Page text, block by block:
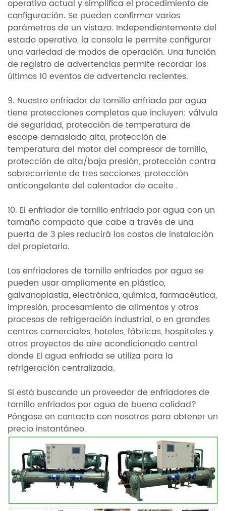
operativo actual y simplifica el procedimiento de
configuración. Se pueden confirmar varios
parámetros de un vistazo. Independientemente del
estado operativo, la consola le permite configurar
una variedad de modos de operación. Una función
de registro de advertencias permite recordar los
últimos 10 eventos de advertencia recientes.
9. Nuestro enfriador de tornillo enfriado por agua
tiene protecciones completas que incluyen: válvula
de seguridad, protección de temperatura de
escape demasiado alta, protección de
temperatura del motor del compresor de tornillo,
protección de alta/baja presión, protección contra
sobrecorriente de tres secciones, protección
anticongelante del calentador de aceite .
10. El enfriador de tornillo enfriado por agua con un
tamaño compacto que cabe a través de una
puerta de 3 pies reducirá los costos de instalación
del propietario.
Los enfriadores de tornillo enfriados por agua se
pueden usar ampliamente en plástico,
galvanoplastia, electrónica, química, farmacéutica,
impresión, procesamiento de alimentos y otros
procesos de refrigeración industrial, o en grandes
centros comerciales, hoteles, fábricas, hospitales y
otros proyectos de aire acondicionado central
donde El agua enfriada se utiliza para la
refrigeración centralizada.
Si está buscando un proveedor de enfriadores de
tornillo enfriados por agua de buena calidad?
Póngase en contacto con nosotros para obtener un
precio instantáneo.